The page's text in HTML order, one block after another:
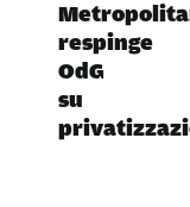
respinge
OdG
su